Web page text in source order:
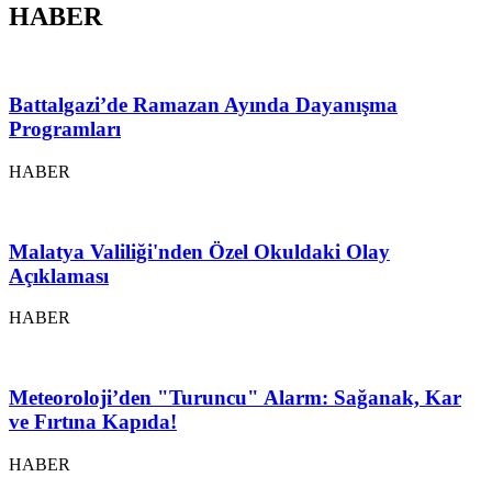
HABER
Battalgazi’de Ramazan Ayında Dayanışma
Programları
HABER
Malatya Valiliği'nden Özel Okuldaki Olay
Açıklaması
HABER
Meteoroloji’den "Turuncu" Alarm: Sağanak, Kar
ve Fırtına Kapıda!
HABER